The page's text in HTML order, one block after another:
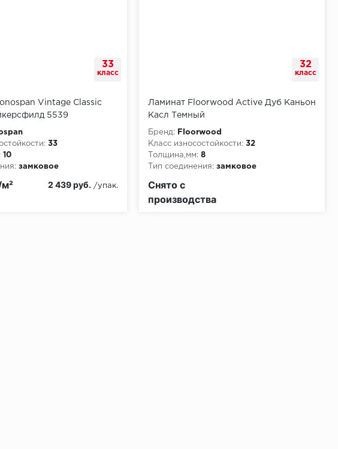
33
класс
Vintage Classic
5539
33
10
замковое
2 439 руб. /упак.
32
класс
Ламинат Floorwood Active Дуб Каньон
Касл Темный
Бренд:
Floorwood
Класс износостойкости: 32
Толщина,мм: 8
Тип соединения: замковое
Снято с
производства